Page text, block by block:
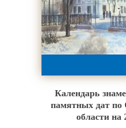
Календарь
памятных дат по
области на